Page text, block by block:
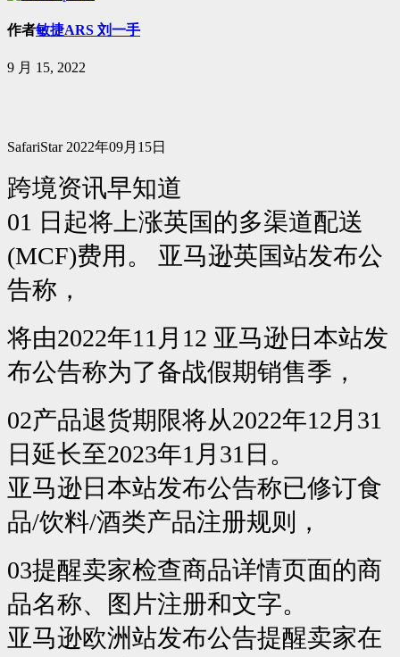
作者敏捷ARS 刘一手
9 月 15, 2022
SafariStar 2022年09月15日
跨境资讯早知道
01 日起将上涨英国的多渠道配送
(MCF)费用。 亚马逊英国站发布公
告称，
将由2022年11月12 亚马逊日本站发
布公告称为了备战假期销售季，
02产品退货期限将从2022年12月31
日延长至2023年1月31日。
亚马逊日本站发布公告称已修订食
品/饮料/酒类产品注册规则，
03提醒卖家检查商品详情页面的商
品名称、图片注册和文字。
亚马逊欧洲站发布公告提醒卖家在